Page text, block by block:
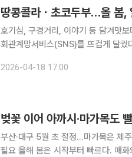
땅콩콜라ㆍ초코두부…올 봄,
호기심, 구경거리, 이야기 등 담겨맛보다 주변 '관심도'
회관계망서비스(SNS)를 뜨겁게 달궜
일본 소라뉴스와 PR타임스 등에 따르
2026-04-18 17:00
벚꽃 이어 아까시·마가목도
부산·대구 5월 초 절정…마가목은 제
필요 올해 봄은 시작부터 빠르다. 매화와 산수유로 문을 연 봄은 개나리와 진달래, 벚꽃으로 이어졌